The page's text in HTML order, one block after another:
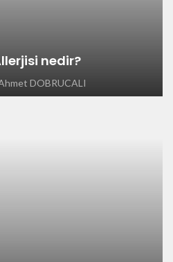
nedir?
DOBRUCALI